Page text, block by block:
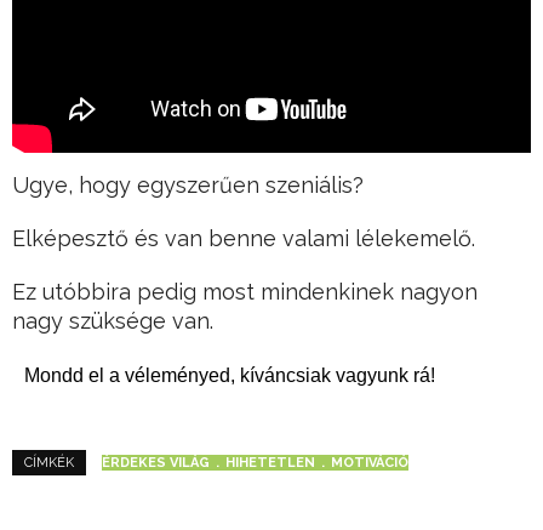
Ugye, hogy egyszerűen szeniális?
Elképesztő és van benne valami lélekemelő.
Ez utóbbira pedig most mindenkinek nagyon
nagy szüksége van.
Mondd el a véleményed, kíváncsiak vagyunk rá!
CÍMKÉK ÉRDEKES VILÁG HIHETETLEN MOTIVÁCIÓ